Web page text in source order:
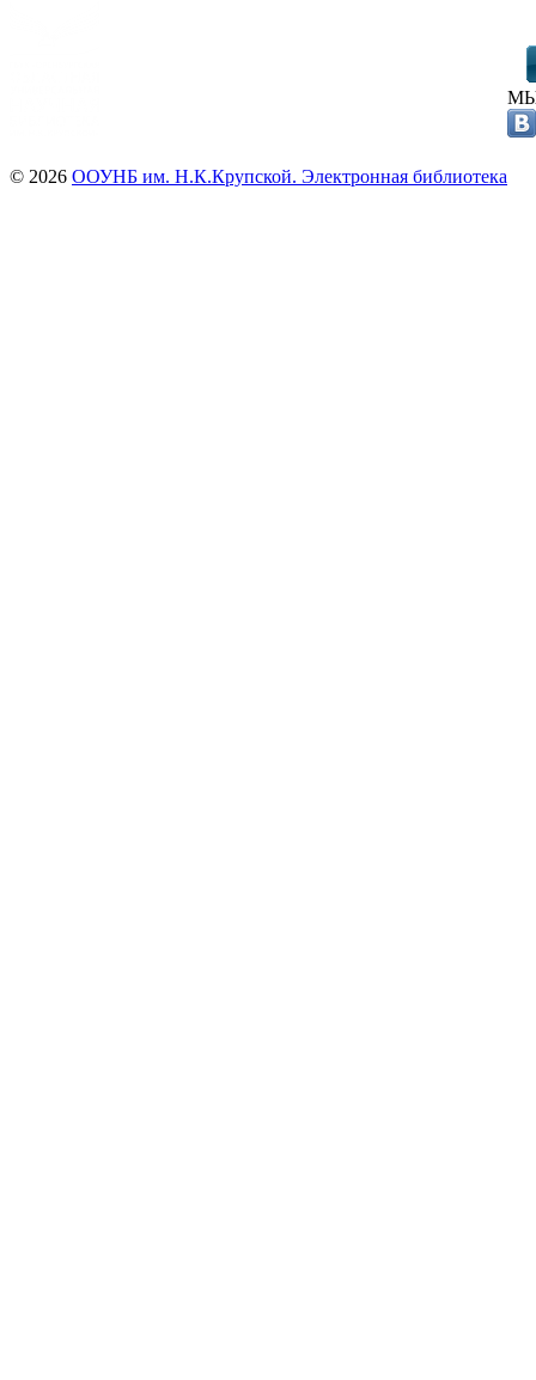
© 2026 ООУНБ им. Н.К.Крупской. Электронная библиотека